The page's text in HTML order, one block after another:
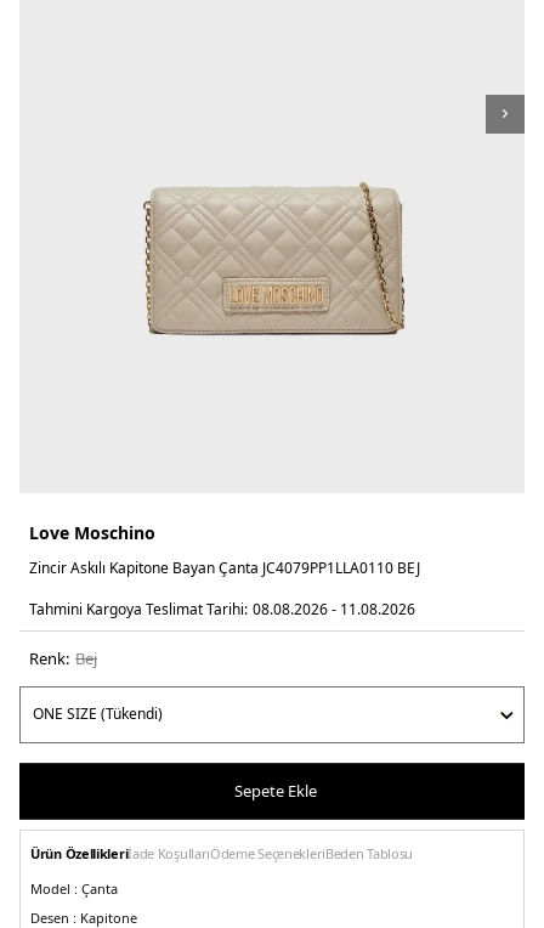
Love Moschino
Zincir Askılı Kapitone Bayan Çanta JC4079PP1LLA0110 BEJ
Tahmini Kargoya Teslimat Tarihi: 08.08.2026 - 11.08.2026
Renk: bej
Sepete Ekle
Ürün Özellikleriİade KoşullarıÖdeme SeçenekleriBeden Tablosu
Model : Çanta
Desen : Kapitone